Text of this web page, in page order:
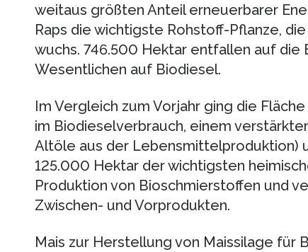
weitaus größten Anteil erneuerbarer
Raps die wichtigste Rohstoff-Pflanze,
wuchs. 746.500 Hektar entfallen auf die
Wesentlichen auf Biodiesel.
Im Vergleich zum Vorjahr ging die
im Biodieselverbrauch, einem
Altöle aus der Lebensmittelproduktion)
125.000 Hektar der wichtigsten
Produktion von Bioschmierstoffen und
Zwischen- und Vorprodukten.
Mais zur Herstellung von Maissilage für